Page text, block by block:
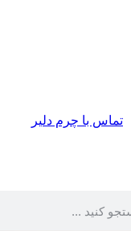
تماس با چرم دلیر